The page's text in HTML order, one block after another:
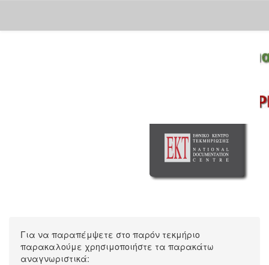
Για να παραπέμψετε στο παρόν τεκμήριο
παρακαλούμε χρησιμοποιήστε τα παρακάτω
αναγνωριστικά: